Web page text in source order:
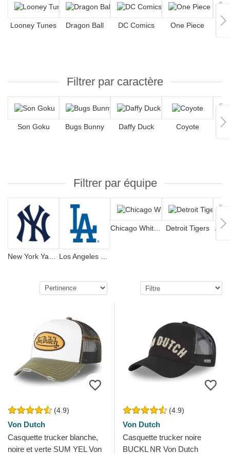
Looney Tunes Dragon Ball DC Comics One Piece
Filtrer par caractère
Son Goku Bugs Bunny Daffy Duck Coyote
Filtrer par équipe
Chicago White Sox Detroit Tigers
(4.9)
Von Dutch
Casquette trucker blanche,
noire et verte SUM YEL Von
(4.9)
Von Dutch
Casquette trucker noire
BUCKL NR Von Dutch